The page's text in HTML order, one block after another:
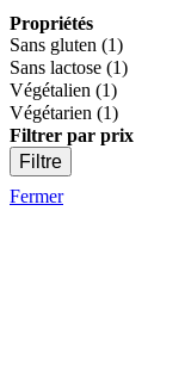
Propriétés
Sans gluten (1)
Sans lactose (1)
Végétalien (1)
Végétarien (1)
Filtrer par prix
Filtre
Fermer